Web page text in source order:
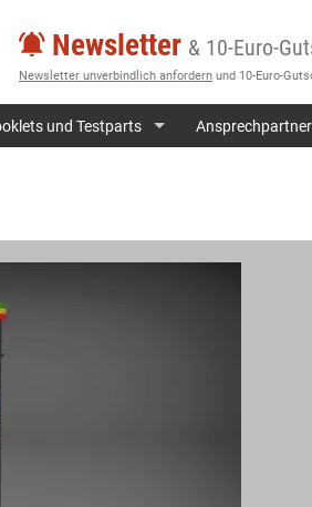
Newsletter & 10-Euro-
Newsletter unverbindlich anfordern und 10-Euro-
und Testparts Ansprechpartner